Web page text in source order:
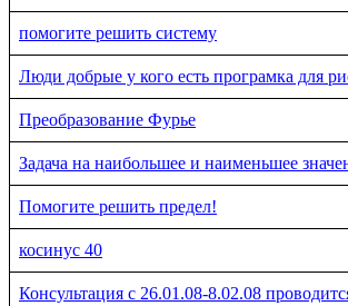
помогите решить систему
Люди добрые у кого есть програмка для
Преобразование Фурье
Задача на наибольшее и наименьшее
Помогите решить предел!
косинус 40
Консультация с 26.01.08-8.02.08